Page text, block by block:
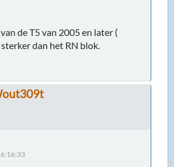
de T5 van 2005 en later (
dan het RN blok.